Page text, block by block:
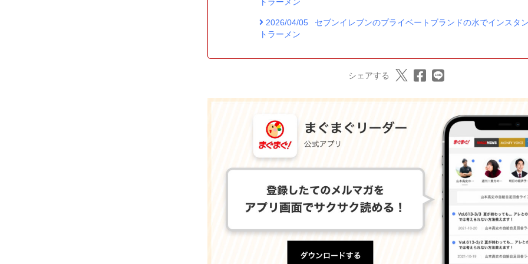
トラーメン
2026/04/05
セブンイレブンのプライベートブランドの水でインスタ
トラーメン
シェアする